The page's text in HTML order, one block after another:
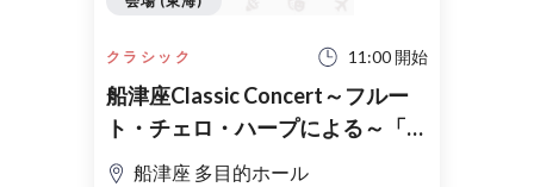
クラシック 11:00 開始
船津座Classic Concert～フルー
ト・チェロ・ハープによる～「真
夏の名曲アラカルト」
船津座 多目的ホール